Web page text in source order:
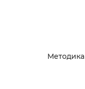
Методика